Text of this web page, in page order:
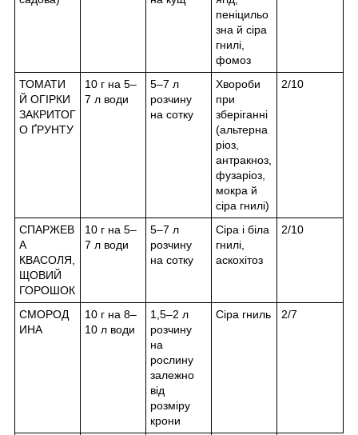
пеніцильо
зна й сіра
гнилі,
фомоз
ТОМАТИ
Й ОГІРКИ
ЗАКРИТОГ
О ҐРУНТУ
10 г на 5–
7 л води
5–7 л
розчину
на сотку
Хвороби
при
зберіганні
(альтерна
ріоз,
антракноз,
фузаріоз,
мокра й
сіра гнилі)
2/10
СПАРЖЕВ
А
КВАСОЛЯ,
ЩОВИЙ
ГОРОШОК
10 г на 5–
7 л води
5–7 л
розчину
на сотку
Сіра і біла
гнилі,
аскохітоз
2/10
СМОРОД
ИНА
10 г на 8–
10 л води
1,5–2 л
розчину
на
рослину
залежно
від
розміру
крони
Сіра гниль 2/7